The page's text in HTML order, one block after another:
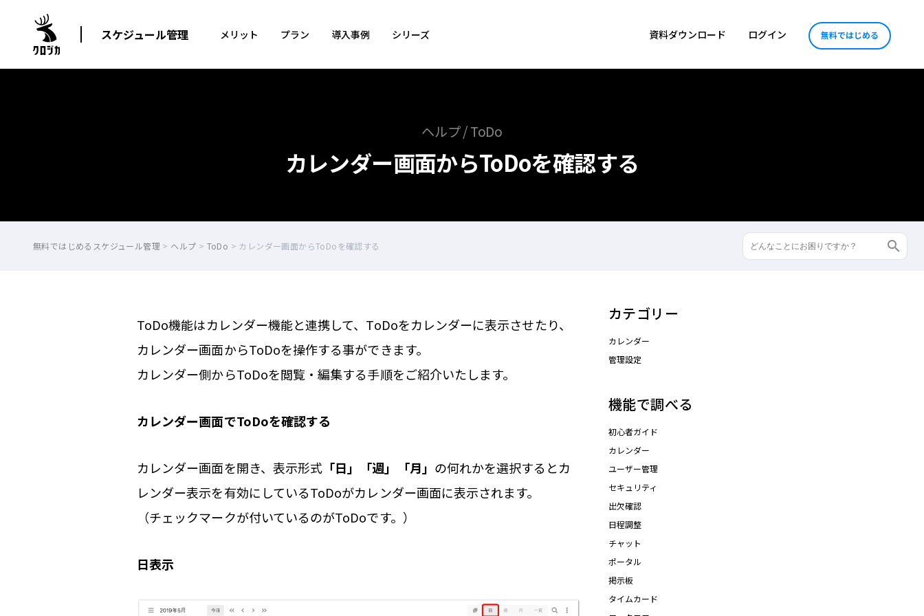
スケジュール管理 メリット プラン 導入事例 シリーズ 資料ダウンロード ログイン 無料ではじめる
ヘルプ / ToDo
カレンダー画面からToDoを確認する
無料ではじめるスケジュール管理 > ヘルプ > ToDo > カレンダー画面からToDoを確認する
ToDo機能はカレンダー機能と連携して、ToDoをカレンダーに表示させたり、
カレンダー画面からToDoを操作する事ができます。
カレンダー側からToDoを閲覧・編集する手順をご紹介いたします。
カレンダー画面でToDoを確認する
カレンダー画面を開き、表示形式 「日」「週」「月」 の何れかを選択するとカ
レンダー表示を有効にしているToDoがカレンダー画面に表示されます。
（チェックマークが付いているのがToDoです。）
日表示
カテゴリー
カレンダー
管理設定
機能で調べる
初心者ガイド
カレンダー
ユーザー管理
セキュリティ
出欠確認
日程調整
チャット
ポータル
掲示板
タイムカード